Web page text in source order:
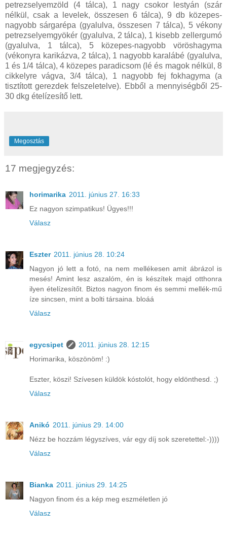
petrezselyemzöld (4 tálca), 1 nagy csokor lestyán (szár
nélkül, csak a levelek, összesen 6 tálca), 9 db közepes-
nagyobb sárgarépa (gyalulva, összesen 7 tálca), 5 vékony
petrezselyemgyökér (gyalulva, 2 tálca), 1 kisebb zellergumó
(gyalulva, 1 tálca), 5 közepes-nagyobb vöröshagyma
(vékonyra karikázva, 2 tálca), 1 nagyobb karalábé (gyalulva,
1 és 1/4 tálca), 4 közepes paradicsom (lé és magok nélkül, 8
cikkelyre vágva, 3/4 tálca), 1 nagyobb fej fokhagyma (a
tisztított gerezdek felszeletelve). Ebből a mennyiségből 25-
30 dkg ételízesítő lett.
Megosztás
17 megjegyzés:
horimarika 2011. június 27. 16:33
Ez nagyon szimpatikus! Ügyes!!!
Válasz
Eszter 2011. június 28. 10:24
Nagyon jó lett a fotó, na nem mellékesen amit ábrázol is
mesés! Amint lesz aszalóm, én is készítek majd otthonra
ilyen ételízesítőt. Biztos nagyon finom és semmi mellék-mű
íze sincsen, mint a bolti társaina. bloáá
Válasz
egycsipet
2011. június 28. 12:15
Horimarika, köszönöm! :)
Eszter, köszi! Szívesen küldök kóstolót, hogy eldönthesd. ;)
Válasz
Anikó 2011. június 29. 14:00
Nézz be hozzám légyszíves, vár egy díj sok szeretettel:-))))
Válasz
Bianka 2011. június 29. 14:25
Nagyon finom és a kép meg eszméletlen jó
Válasz